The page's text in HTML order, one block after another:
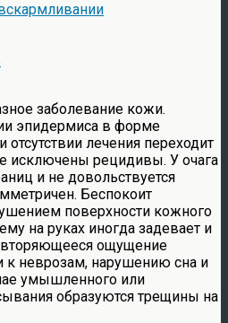
заболевание кожи.
эпидермиса в форме
лечения переходит
исключены рецидивы. У очага
и не довольствуется
Беспокоит
поверхности кожного
на руках иногда задевает и
ощущение
неврозам, нарушению сна и
умышленного или
образуются трещины на